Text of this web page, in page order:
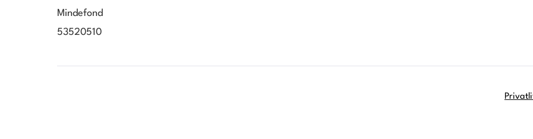
Mindefond
53520510